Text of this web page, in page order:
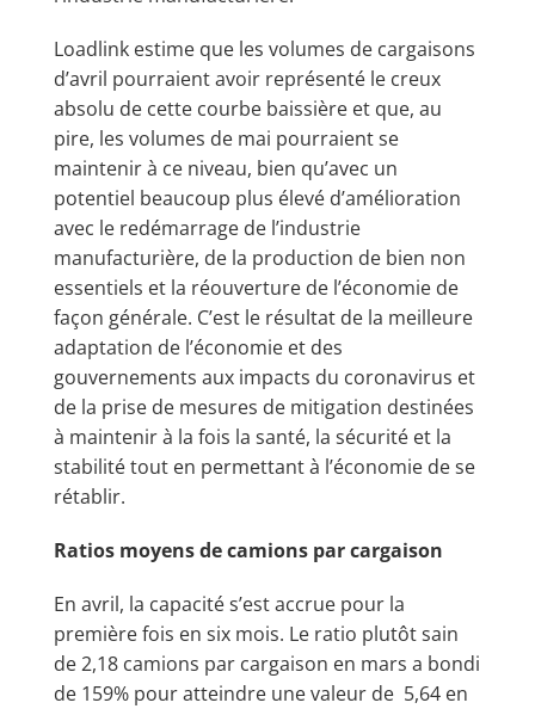
Loadlink estime que les volumes de cargaisons
d’avril pourraient avoir représenté le creux
absolu de cette courbe baissière et que, au
pire, les volumes de mai pourraient se
maintenir à ce niveau, bien qu’avec un
potentiel beaucoup plus élevé d’amélioration
avec le redémarrage de l’industrie
manufacturière, de la production de bien non
essentiels et la réouverture de l’économie de
façon générale. C’est le résultat de la meilleure
adaptation de l’économie et des
gouvernements aux impacts du coronavirus et
de la prise de mesures de mitigation destinées
à maintenir à la fois la santé, la sécurité et la
stabilité tout en permettant à l’économie de se
rétablir.
Ratios moyens de camions par cargaison
En avril, la capacité s’est accrue pour la
première fois en six mois. Le ratio plutôt sain
de 2,18 camions par cargaison en mars a bondi
de 159% pour atteindre une valeur de 5,64 en